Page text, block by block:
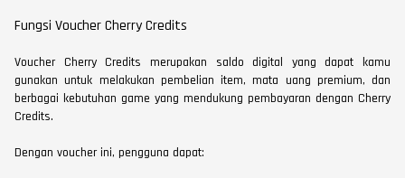
Fungsi Voucher Cherry Credits
Voucher Cherry Credits merupakan saldo digital yang dapat kamu
gunakan untuk melakukan pembelian item, mata uang premium, dan
berbagai kebutuhan game yang mendukung pembayaran dengan Cherry
Credits.
Dengan voucher ini, pengguna dapat: